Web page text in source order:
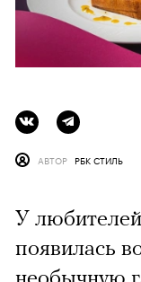
АВТОР РБК СТИЛЬ
У любителей
появилась
необычную